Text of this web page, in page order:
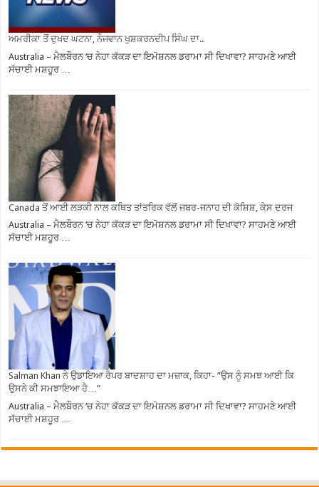
ਅਮਰੀਕਾ ਤੋਂ ਦੁਖਦ ਘਟਨਾ, ਨੌਜਵਾਨ ਖੁਸ਼ਕਰਨਦੀਪ ਸਿੰਘ ਦਾ..
Australia – ਮੈਲਬੌਰਨ ‘ਚ ਨੇਹਾ ਕੱਕੜ ਦਾ ਇਮੋਸ਼ਨਲ ਡਰਾਮਾ ਸੀ ਦਿਖਾਵਾ? ਸਾਹਮਣੇ ਆਈ
ਸੱਚਾਈ ਮਸ਼ਹੂਰ …
Canada ਤੋਂ ਆਈ ਲੜਕੀ ਨਾਲ ਕਥਿਤ ਤਾਂਤਰਿਕ ਵੱਲੋਂ ਜਬਰ-ਜਨਾਹ ਦੀ ਕੋਸ਼ਿਸ਼, ਕੇਸ ਦਰਜ
Australia – ਮੈਲਬੌਰਨ ‘ਚ ਨੇਹਾ ਕੱਕੜ ਦਾ ਇਮੋਸ਼ਨਲ ਡਰਾਮਾ ਸੀ ਦਿਖਾਵਾ? ਸਾਹਮਣੇ ਆਈ
ਸੱਚਾਈ ਮਸ਼ਹੂਰ …
Salman Khan ਨੇ ਉਡਾਇਆ ਰੈਪਰ ਬਾਦਸ਼ਾਹ ਦਾ ਮਜ਼ਾਕ, ਕਿਹਾ- ”ਉਸ ਨੂੰ ਸਮਝ ਆਈ ਕਿ
ਉਸਨੇ ਕੀ ਸਮਝਾਇਆ ਹੈ…”
Australia – ਮੈਲਬੌਰਨ ‘ਚ ਨੇਹਾ ਕੱਕੜ ਦਾ ਇਮੋਸ਼ਨਲ ਡਰਾਮਾ ਸੀ ਦਿਖਾਵਾ? ਸਾਹਮਣੇ ਆਈ
ਸੱਚਾਈ ਮਸ਼ਹੂਰ …